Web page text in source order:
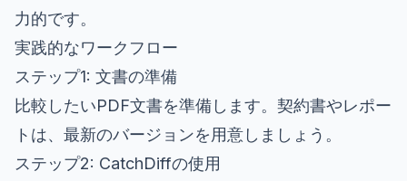
力的です。
実践的なワークフロー
ステップ1: 文書の準備
比較したいPDF文書を準備します。契約書やレポー
トは、最新のバージョンを用意しましょう。
ステップ2: CatchDiffの使用